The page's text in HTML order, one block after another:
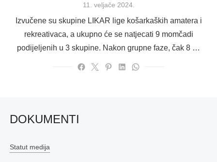
Posted
11. veljače 2024.
Izvučene su skupine LIKAR lige košarkaških amatera i
rekreativaca, a ukupno će se natjecati 9 momčadi
podijeljenih u 3 skupine. Nakon grupne faze, čak 8 …
DOKUMENTI
Statut medija